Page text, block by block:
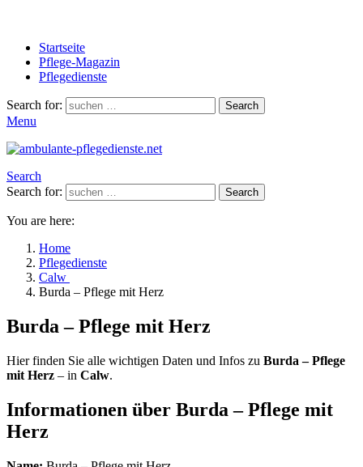
Startseite
Pflege-Magazin
Pflegedienste
Search for: Search
Menu
Search
Search for:
Search
You are here:
Home
Pflegedienste
Calw
Burda – Pflege mit Herz
Burda – Pflege mit Herz
Hier finden Sie alle wichtigen Daten und Infos zu Burda – Pflege
mit Herz – in Calw.
Informationen über Burda – Pflege mit
Herz